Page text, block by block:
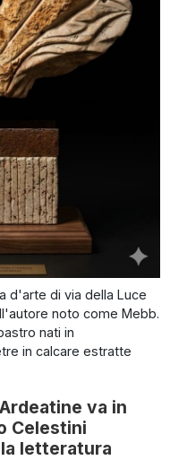
d'arte di via della Luce
noto come Mebb.
nati in
in calcare estratte
va in
Celestini
letteratura